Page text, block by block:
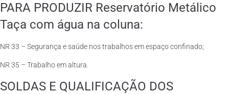
PARA PRODUZIR Reservatório Metálico
Taça com água na coluna:
NR 33 – Segurança e saúde nos trabalhos em espaço confinado;
NR 35 – Trabalho em altura.
SOLDAS E QUALIFICAÇÃO DOS